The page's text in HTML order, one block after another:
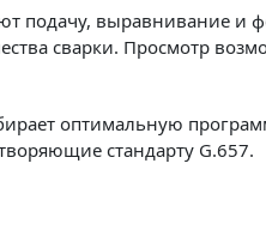
подачу, выравнивание и
сварки. Просмотр
оптимальную
стандарту G.657.